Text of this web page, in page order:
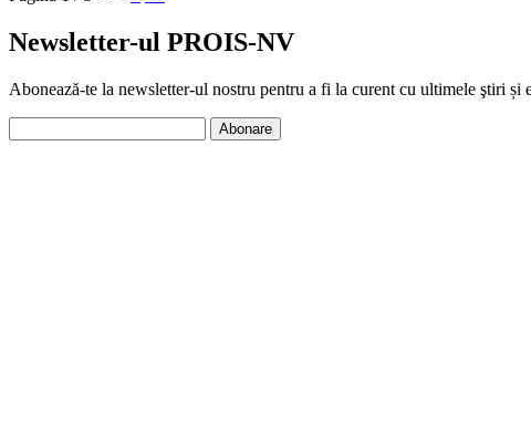
Newsletter-ul PROIS-NV
Abonează-te la newsletter-ul nostru pentru a fi la curent cu ultimele ştiri și